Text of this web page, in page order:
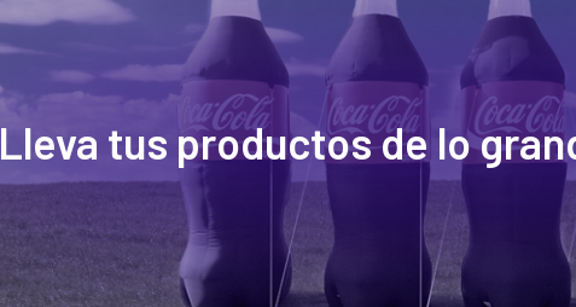
Lleva tus productos de lo